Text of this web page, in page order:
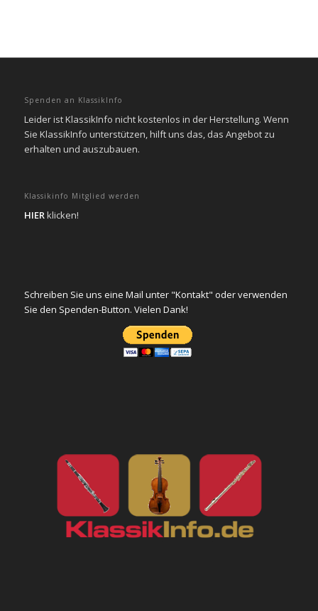
Spenden an KlassikInfo
Leider ist KlassikInfo nicht kostenlos in der Herstellung. Wenn
Sie KlassikInfo unterstützen, hilft uns das, das Angebot zu
erhalten und auszubauen.
Klassikinfo Mitglied werden
HIERklicken!
Schreiben Sie uns eine Mail unter "Kontakt" oder verwenden
Sie den Spenden-Button. Vielen Dank!